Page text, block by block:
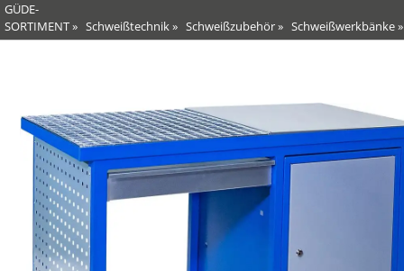
GÜDE-
SORTIMENT» Schweißtechnik» Schweißzubehör» Schweißwerkbänke